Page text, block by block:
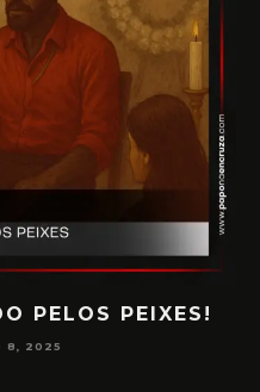
– CONSCIÊNCIA